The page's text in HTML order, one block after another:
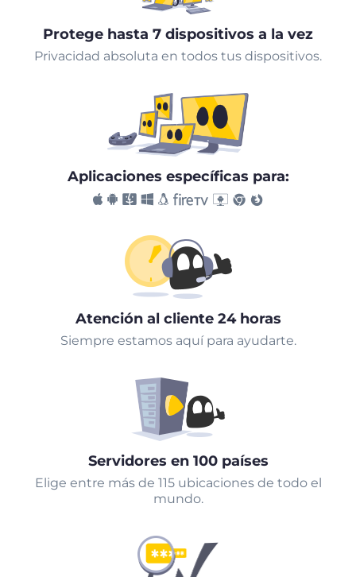
Protege hasta 7 dispositivos a la vez
Privacidad absoluta en todos tus dispositivos.
Aplicaciones específicas para:
Atención al cliente 24 horas
Siempre estamos aquí para ayudarte.
Servidores en 100 países
Elige entre más de 115 ubicaciones de todo el
mundo.